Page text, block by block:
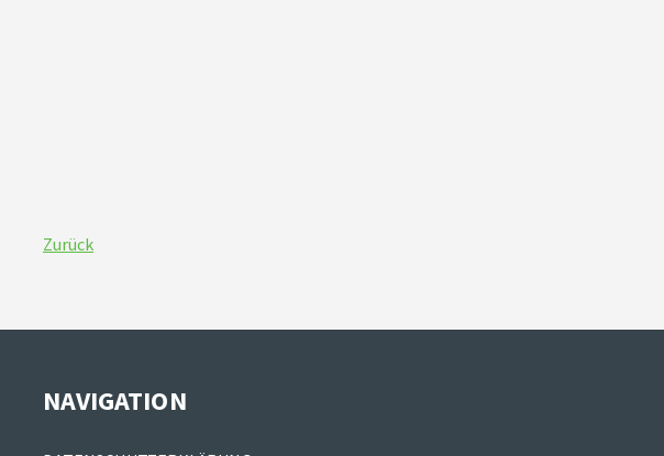
Zurück
NAVIGATION